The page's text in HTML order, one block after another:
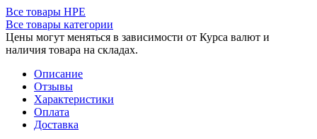
Все товары HPE
Все товары категории
Цены могут меняться в зависимости от Курса валют и
наличия товара на складах.
Описание
Отзывы
Характеристики
Оплата
Доставка